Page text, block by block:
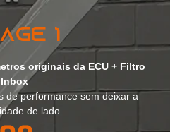
1
originais da ECU + Filtro
Inbox
de performance sem deixar a
de lado.